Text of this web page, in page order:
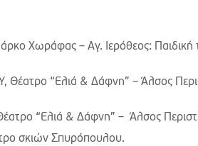
Χωράφας – Αγ. Ιερόθεος:
“Ελιά & Δάφνη” – Άλσος
“Ελιά & Δάφνη” – Άλσος
σκιών Σπυρόπουλου.